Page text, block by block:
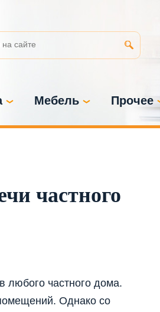
Мебель Прочее
частного
любого частного дома.
Однако со